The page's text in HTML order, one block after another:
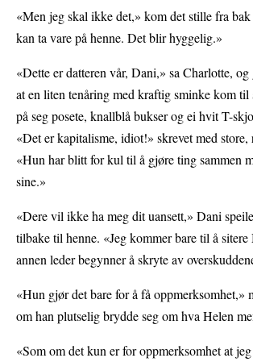
«Men jeg skal ikke det,» kom det stille fra
kan ta vare på henne. Det blir hyggelig.»
«Dette er datteren vår, Dani,» sa Charlotte,
at en liten tenåring med kraftig sminke kom til
på seg posete, knallblå bukser og ei hvit T-
«Det er kapitalisme, idiot!» skrevet med store,
«Hun har blitt for kul til å gjøre ting sammen
sine.»
«Dere vil ikke ha meg dit uansett,» Dani
tilbake til henne. «Jeg kommer bare til å
annen leder begynner å skryte av
«Hun gjør det bare for å få oppmerksomhet,»
om han plutselig brydde seg om hva Helen
«Som om det kun er for oppmerksomhet at